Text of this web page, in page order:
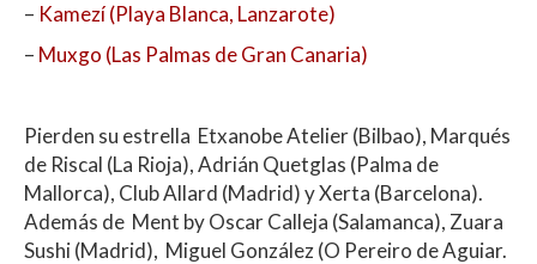
– Kamezí (Playa Blanca, Lanzarote)
– Muxgo (Las Palmas de Gran Canaria)
Pierden su estrella Etxanobe Atelier (Bilbao), Marqués
de Riscal (La Rioja), Adrián Quetglas (Palma de
Mallorca), Club Allard (Madrid) y Xerta (Barcelona).
Además de Ment by Oscar Calleja (Salamanca), Zuara
Sushi (Madrid), Miguel González (O Pereiro de Aguiar.